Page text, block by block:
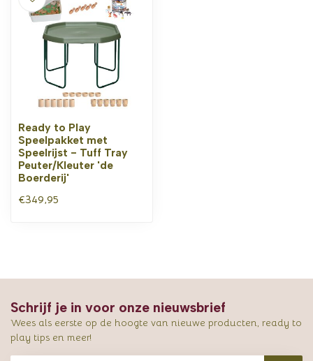
Ready to Play
Speelpakket met
Speelrijst - Tuff Tray
Peuter/Kleuter 'de
Boerderij'
€349,95
Schrijf je in voor onze nieuwsbrief
Wees als eerste op de hoogte van nieuwe producten, ready to
play tips en meer!